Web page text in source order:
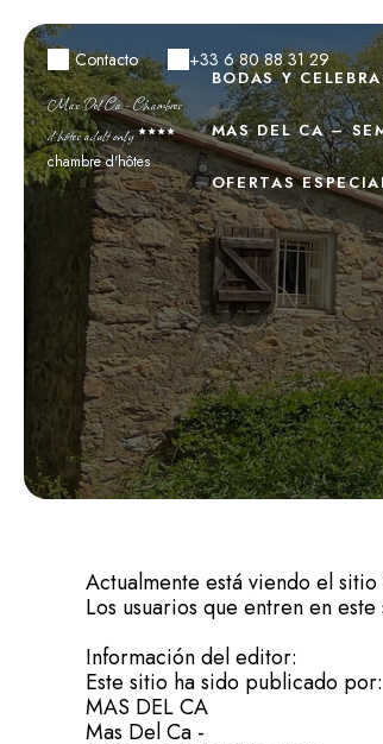
Contacto
+33 6 80 88 31 29
Mas Del Ca - Chambres
d’hôtes adult only
chambre d'hôtes
BODAS Y
MAS DEL CA –
OFERTAS
Actualmente está viendo el sitio
Los usuarios que entren en
Información del editor:
Este sitio ha sido publicado
MAS DEL CA
Mas Del Ca -